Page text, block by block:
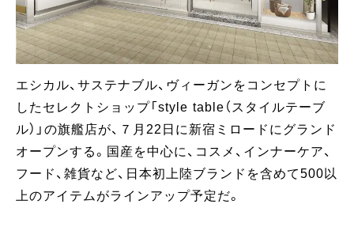
エシカル、サステナブル、ヴィーガンをコンセプトに
したセレクトショップ「style table（スタイルテーブ
ル）」の旗艦店が、７月22日に新宿ミロードにグランド
オープンする。国産を中心に、コスメ、インナーケア、
フード、雑貨など、日本初上陸ブランドを含めて500以
上のアイテムがラインアップ予定だ。